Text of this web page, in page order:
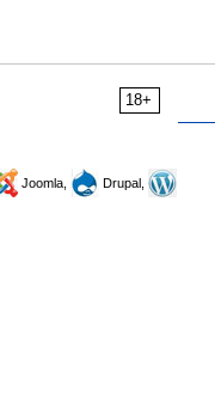
18+
Joomla,
Drupal,